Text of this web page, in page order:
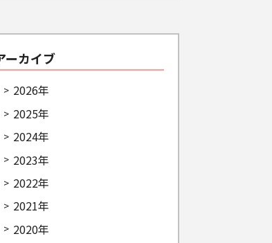
ーカイブ
2026年
2025年
2024年
2023年
2022年
2021年
2020年